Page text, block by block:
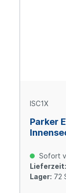
ISC1X
Parker
freiSofort
Lieferzeit:
Lager: 72